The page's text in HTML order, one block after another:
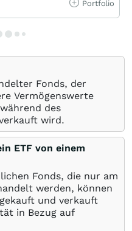
Portfolio
Fonds, der
Vermögenswerte
des
wird.
ETF von einem
Fonds, die nur am
werden, können
und verkauft
in Bezug auf